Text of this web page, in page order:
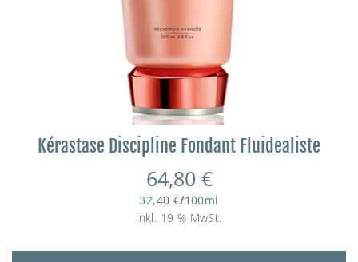
Kérastase Discipline Fondant Fluidealiste
64,80 €
32,40 €/100ml
inkl. 19 % MwSt.